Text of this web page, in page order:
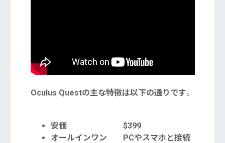
Oculus Questの主な特徴は以下の通りです。
安価 $399
オールインワン PCやスマホと接続